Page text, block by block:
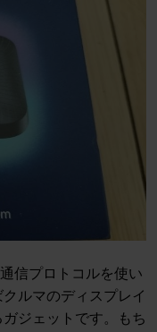
信プロトコルを使い
ルマのディスプレイ
ジェットです。もち